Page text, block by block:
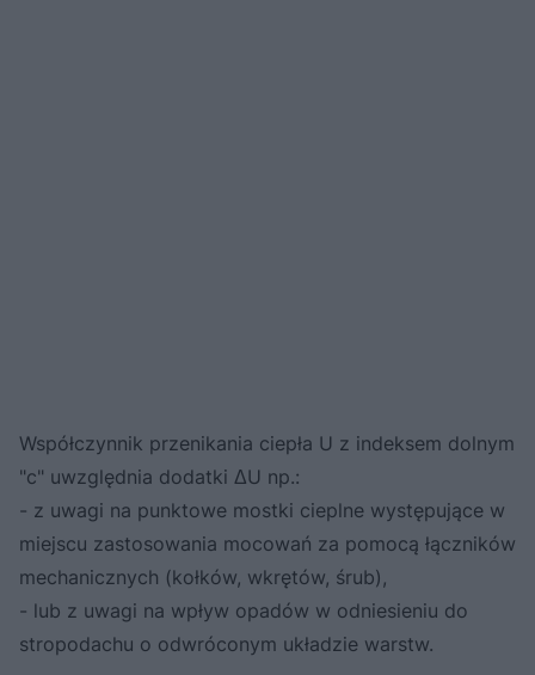
Współczynnik przenikania ciepła U z indeksem dolnym
"c" uwzględnia dodatki ΔU np.:
- z uwagi na punktowe mostki cieplne występujące w
miejscu zastosowania mocowań za pomocą łączników
mechanicznych (kołków, wkrętów, śrub),
- lub z uwagi na wpływ opadów w odniesieniu do
stropodachu o odwróconym układzie warstw.